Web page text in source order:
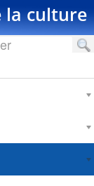
la culture